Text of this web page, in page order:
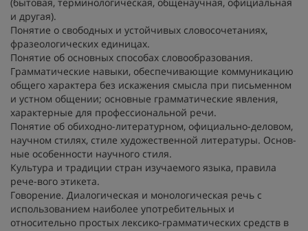
и другая).
Понятие о свободных и устойчивых словосочетаниях,
фразеологических единицах.
Понятие об основных способах словообразования.
Грамматические навыки, обеспечивающие коммуникацию
общего характера без искажения смысла при письменном
и устном общении; основные грамматические явления,
характерные для профессиональной речи.
Понятие об обиходно-литературном, официально-деловом,
научном стилях, стиле художественной литературы. Основ-
ные особенности научного стиля.
Культура и традиции стран изучаемого языка, правила
рече-вого этикета.
Говорение. Диалогическая и монологическая речь с
использованием наиболее употребительных и
относительно простых лексико-грамматических средств в